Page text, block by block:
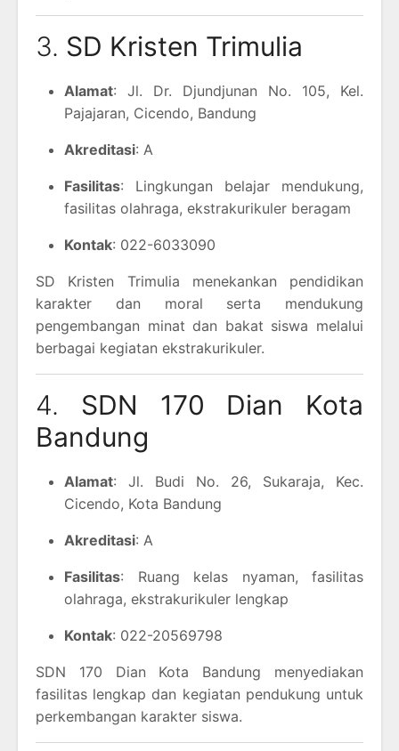
3. SD Kristen Trimulia
Alamat: Jl. Dr. Djundjunan No. 105, Kel.
Pajajaran, Cicendo, Bandung
Akreditasi: A
Fasilitas: Lingkungan belajar mendukung,
fasilitas olahraga, ekstrakurikuler beragam
Kontak: 022-6033090
SD Kristen Trimulia menekankan pendidikan
karakter dan moral serta mendukung
pengembangan minat dan bakat siswa melalui
berbagai kegiatan ekstrakurikuler.
4. SDN 170 Dian Kota
Bandung
Alamat: Jl. Budi No. 26, Sukaraja, Kec.
Cicendo, Kota Bandung
Akreditasi: A
Fasilitas: Ruang kelas nyaman, fasilitas
olahraga, ekstrakurikuler lengkap
Kontak: 022-20569798
SDN 170 Dian Kota Bandung menyediakan
fasilitas lengkap dan kegiatan pendukung untuk
perkembangan karakter siswa.